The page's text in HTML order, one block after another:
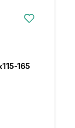
165